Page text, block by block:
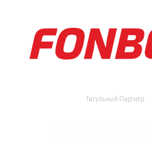
Титульный Партнер